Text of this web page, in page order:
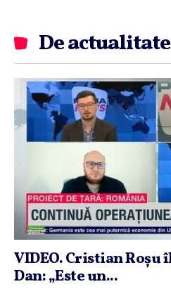
De actualitate
VIDEO. Cristian
Dan: „Este un...